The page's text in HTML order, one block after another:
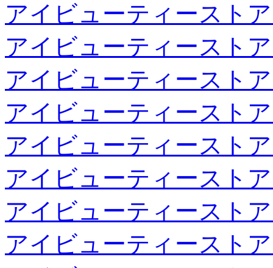
アイビューティースト
アイビューティースト
アイビューティースト
アイビューティースト
アイビューティースト
アイビューティースト
アイビューティースト
アイビューティースト